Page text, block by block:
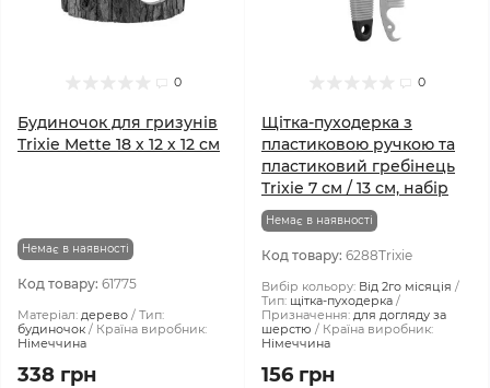
0
Будиночок для гризунів
Trixie Mette 18 х 12 х 12 см
Немає в наявності
Код товару: 61775
Матеріал: дерево
Тип:
будиночок
Країна виробник:
Німеччина
338 грн
0
Щітка-пуходерка з
пластиковою ручкою та
пластиковий гребінець
Trixie 7 см / 13 см, набір
Немає в наявності
Код товару: 6288Trixie
Вибір кольору: Від 2го місяція
Тип: щітка-пуходерка
Призначення: для догляду за
шерстю
Країна виробник:
Німеччина
156 грн